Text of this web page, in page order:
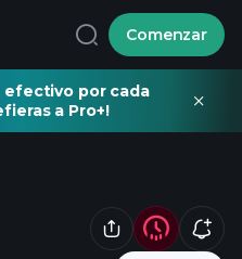
Comenzar
efectivo por cada
a Pro+!